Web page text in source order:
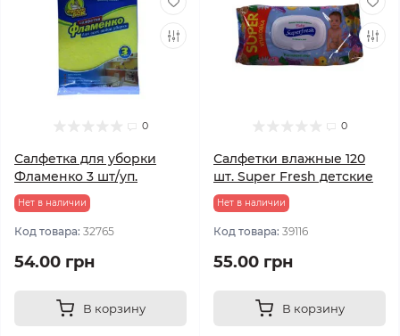
0
Салфетка для уборки
Фламенко 3 шт/уп.
Нет в наличии
Код товара: 32765
54.00 грн
В корзину
0
Салфетки влажные 120
шт. Super Fresh детские
Нет в наличии
Код товара: 39116
55.00 грн
В корзину